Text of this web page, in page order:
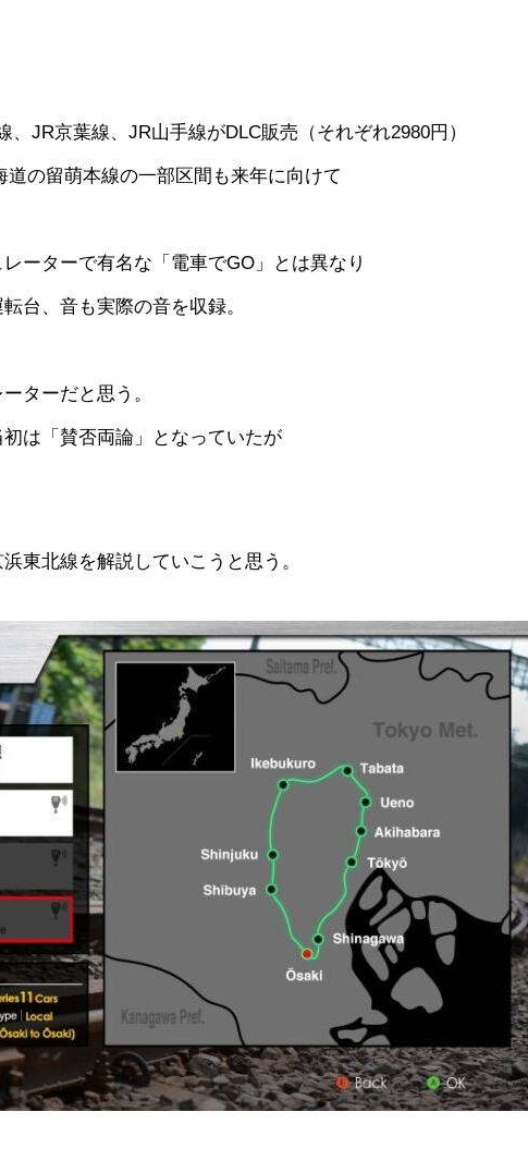
JR京葉線、JR山手線がDLC販売（それぞれ2980円）
の留萌本線の一部区間も来年に向けて
ーターで有名な「電車でGO」とは異なり
台、音も実際の音を収録。
ターだと思う。
は「賛否両論」となっていたが
東北線を解説していこうと思う。